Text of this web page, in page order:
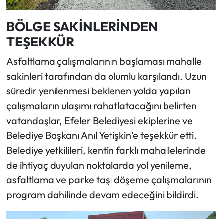
BÖLGE SAKİNLERİNDEN
TEŞEKKÜR
Asfaltlama çalışmalarının başlaması mahalle
sakinleri tarafından da olumlu karşılandı. Uzun
süredir yenilenmesi beklenen yolda yapılan
çalışmaların ulaşımı rahatlatacağını belirten
vatandaşlar, Efeler Belediyesi ekiplerine ve
Belediye Başkanı Anıl Yetişkin’e teşekkür etti.
Belediye yetkilileri, kentin farklı mahallelerinde
de ihtiyaç duyulan noktalarda yol yenileme,
asfaltlama ve parke taşı döşeme çalışmalarının
program dahilinde devam edeceğini bildirdi.